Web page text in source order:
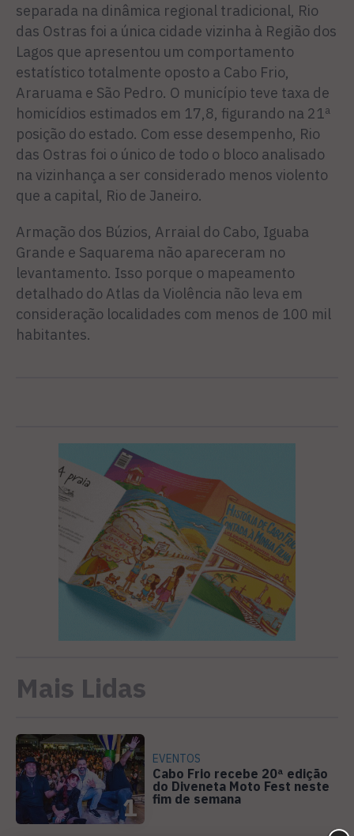
separada na dinâmica regional tradicional, Rio
das Ostras foi a única cidade vizinha à Região dos
Lagos que apresentou um comportamento
estatístico totalmente oposto a Cabo Frio,
Araruama e São Pedro. O município teve taxa de
homicídios estimados em 17,8, figurando na 21ª
posição do estado. Com esse desempenho, Rio
das Ostras foi o único de todo o bloco analisado
na vizinhança a ser considerado menos violento
que a capital, Rio de Janeiro.
Armação dos Búzios, Arraial do Cabo, Iguaba
Grande e Saquarema não apareceram no
levantamento. Isso porque o mapeamento
detalhado do Atlas da Violência não leva em
consideração localidades com menos de 100 mil
habitantes.
Mais Lidas
1
EVENTOS
Cabo Frio recebe 20ª edição
do Diveneta Moto Fest neste
fim de semana